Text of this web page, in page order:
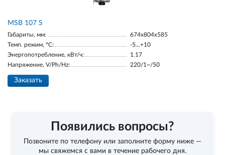
MSB 107 S
Габариты, мм:
674х804х585
Темп. режим, °С:
-5…+10
Энергопотребление, кВт/ч:
1.17
Напряжение, V/Ph/Hz:
220/1~/50
Заказать
Появились вопросы?
Позвоните по телефону или заполните форму ниже —
мы свяжемся с вами в течение рабочего дня.